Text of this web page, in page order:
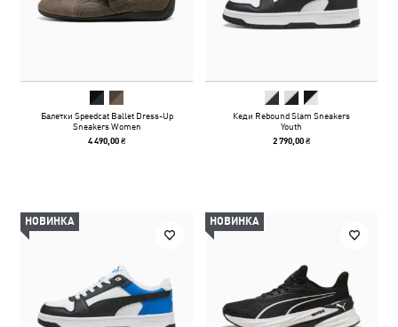
Балетки Speedcat Ballet Dress-Up
Sneakers Women
4 490,00 ₴
Кеди Rebound Slam Sneakers
Youth
2 790,00 ₴
НОВИНКА НОВИНКА